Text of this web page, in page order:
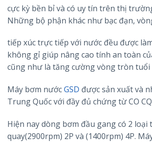
cực kỳ bền bỉ và có uy tín trên thị
Những bộ phận khác như bạc đạn,
tiếp xúc trực tiếp với nước đều được
không gỉ giúp nâng cao tính an toàn
cũng như là tăng cường vòng tròn tuổi
Máy bơm nướcGSD được sản xuất và
Trung Quốc với đầy đủ chứng từ CO
Hiện nay dòng bơm đầu gang có 2 loại
quay(2900rpm) 2P và (1400rpm) 4P.